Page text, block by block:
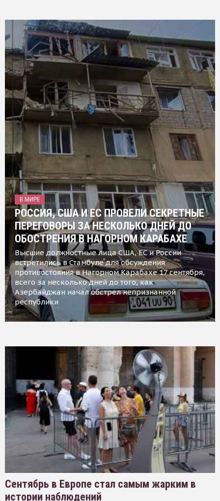
В МИРЕ
РОССИЯ, США И ЕС ПРОВЕЛИ СЕКРЕТНЫЕ
ПЕРЕГОВОРЫ ЗА НЕСКОЛЬКО ДНЕЙ ДО
ОБОСТРЕНИЯ В НАГОРНОМ КАРАБАХЕ
Высшие должностные лица США, ЕС и России
встретились в Стамбуле для обсуждения
противостояния в Нагорном Карабахе 17 сентября,
всего за несколько дней до того, как
Азербайджан начал обстрел непризнанной
республики
Сентябрь в Европе стал самым жарким в
истории наблюдений